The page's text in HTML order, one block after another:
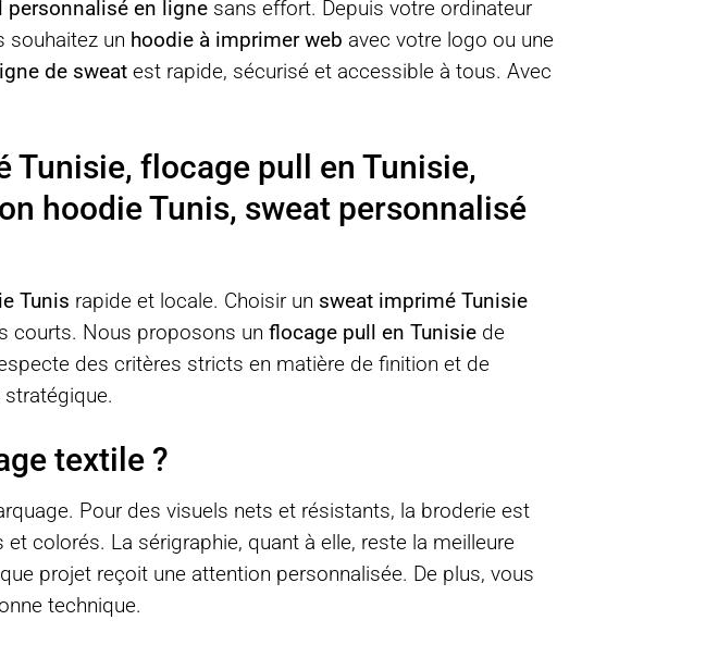
personnalisé en ligne sans effort. Depuis votre ordinateur
souhaitez un hoodie à imprimer web avec votre logo ou une
de sweat est rapide, sécurisé et accessible à tous. Avec
Tunisie, flocage pull en Tunisie,
hoodie Tunis, sweat personnalisé
Tunis rapide et locale. Choisir un sweat imprimé Tunisie
courts. Nous proposons un flocage pull en Tunisie de
des critères stricts en matière de finition et de
textile ?
Pour des visuels nets et résistants, la broderie est
colorés. La sérigraphie, quant à elle, reste la meilleure
projet reçoit une attention personnalisée. De plus, vous
technique.